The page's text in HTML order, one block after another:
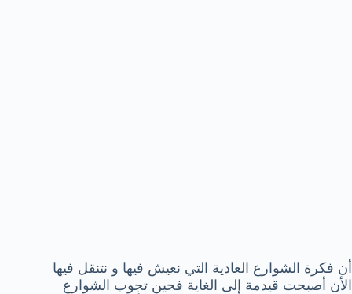
أن فكرة الشوارع العادية التي نعيش فيها و نتنقل فيها
الأن أصبحت قيدمة إلى الغاية فحين تجوب الشوارع